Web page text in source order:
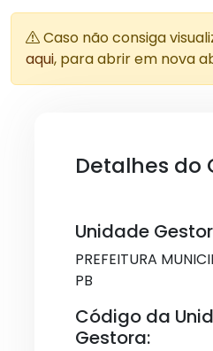
Caso não consiga
aqui, para abrir em nova
Detalhes do
Unidade
PREFEITURA
PB
Código da
Gestora: